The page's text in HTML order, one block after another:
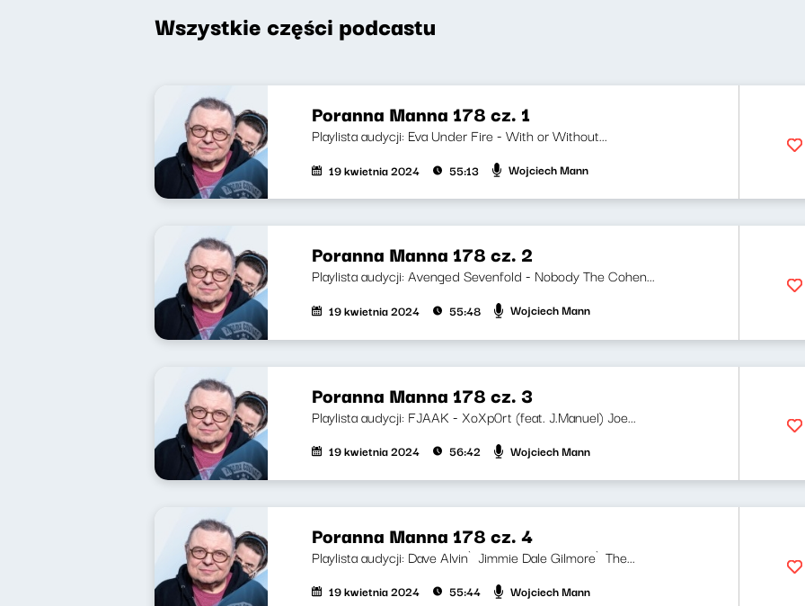
Wszystkie części podcastu
Poranna Manna 178 cz. 1
Playlista audycji: Eva Under Fire - With or Without...
19 kwietnia 2024 55:13 Wojciech Mann
Poranna Manna 178 cz. 2
Playlista audycji: Avenged Sevenfold - Nobody The Cohen...
19 kwietnia 2024 55:48 Wojciech Mann
Poranna Manna 178 cz. 3
Playlista audycji: FJAAK - XoXp0rt (feat. J.Manuel) Joe...
19 kwietnia 2024 56:42 Wojciech Mann
Poranna Manna 178 cz. 4
Playlista audycji: Dave Alvin`Jimmie Dale Gilmore`The...
19 kwietnia 2024 55:44 Wojciech Mann